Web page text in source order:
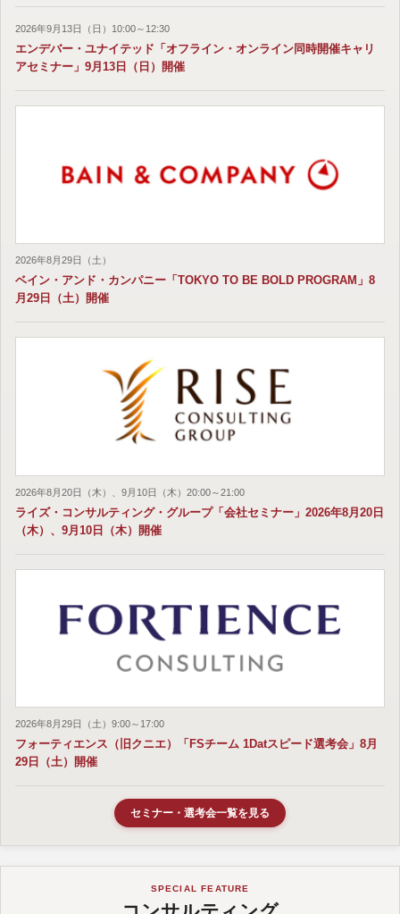
2026年9月13日（日）10:00～12:30
エンデバー・ユナイテッド「オフライン・オンライン同時開催キャリ
アセミナー」9月13日（日）開催
2026年8月29日（土）
ベイン・アンド・カンパニー「TOKYO TO BE BOLD PROGRAM」8
月29日（土）開催
2026年8月20日（木）、9月10日（木）20:00～21:00
ライズ・コンサルティング・グループ「会社セミナー」2026年8月20日
（木）、9月10日（木）開催
2026年8月29日（土）9:00～17:00
フォーティエンス（旧クニエ）「FSチーム 1Datスピード選考会」8月
29日（土）開催
セミナー・選考会一覧を見る
SPECIAL FEATURE